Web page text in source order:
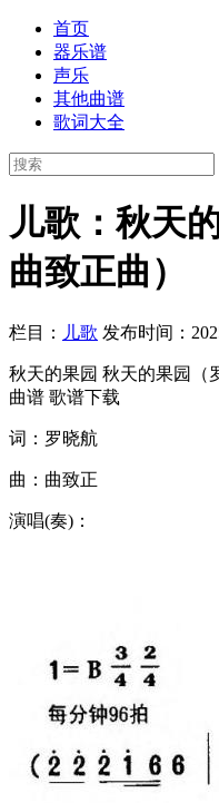
首页
器乐谱
声乐
其他曲谱
歌词大全
儿歌：秋天
曲致正曲）
栏目： 儿歌 发布时间：
秋天的果园 秋天的果园（
曲谱 歌谱下载
词：罗晓航
曲：曲致正
演唱(奏)：